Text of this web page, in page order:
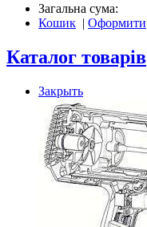
Загальна сума:
Кошик | Оформити
Каталог товарів
Закрыть